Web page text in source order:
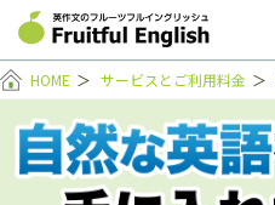
HOME ＞ サービスとご利用料金 ＞